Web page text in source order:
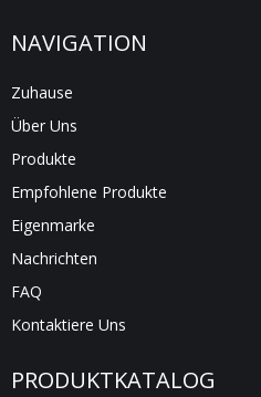
NAVIGATION
Zuhause
Über Uns
Produkte
Empfohlene Produkte
Eigenmarke
Nachrichten
FAQ
Kontaktiere Uns
PRODUKTKATALOG